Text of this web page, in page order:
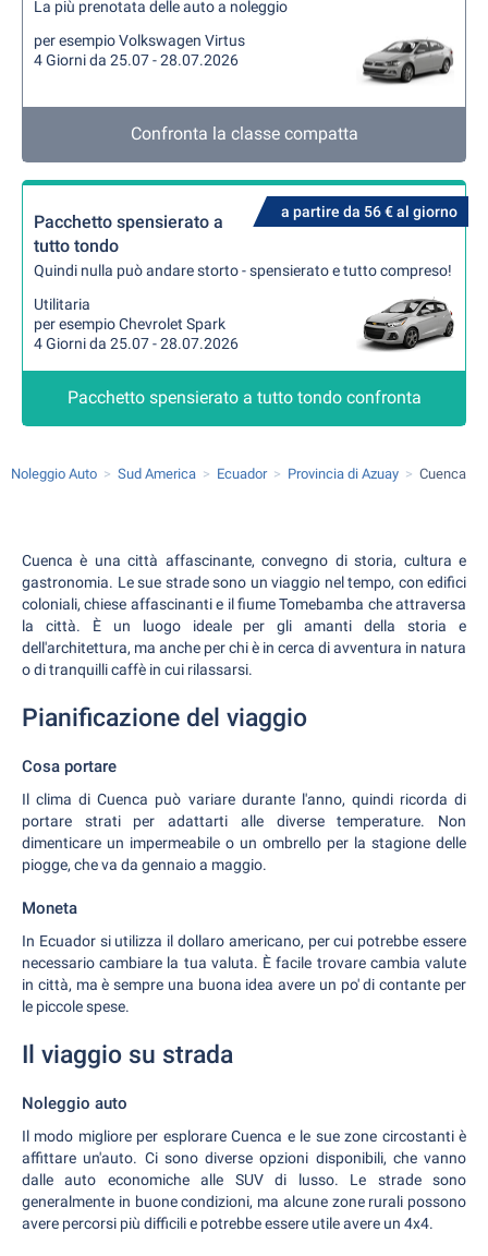
La più prenotata delle auto a noleggio
per esempio Volkswagen Virtus
4 Giorni da 25.07 - 28.07.2026
Confronta la classe compatta
a partire da 56 € al giorno
Pacchetto spensierato a
tutto tondo
Quindi nulla può andare storto - spensierato e tutto compreso!
Utilitaria
per esempio Chevrolet Spark
4 Giorni da 25.07 - 28.07.2026
Pacchetto spensierato a tutto tondo confronta
Noleggio Auto Sud America Ecuador Provincia di Azuay Cuenca
Cuenca è una città affascinante, convegno di storia, cultura e
gastronomia. Le sue strade sono un viaggio nel tempo, con edifici
coloniali, chiese affascinanti e il fiume Tomebamba che attraversa
la città. È un luogo ideale per gli amanti della storia e
dell'architettura, ma anche per chi è in cerca di avventura in natura
o di tranquilli caffè in cui rilassarsi.
Pianificazione del viaggio
Cosa portare
Il clima di Cuenca può variare durante l'anno, quindi ricorda di
portare strati per adattarti alle diverse temperature. Non
dimenticare un impermeabile o un ombrello per la stagione delle
piogge, che va da gennaio a maggio.
Moneta
In Ecuador si utilizza il dollaro americano, per cui potrebbe essere
necessario cambiare la tua valuta. È facile trovare cambia valute
in città, ma è sempre una buona idea avere un po' di contante per
le piccole spese.
Il viaggio su strada
Noleggio auto
Il modo migliore per esplorare Cuenca e le sue zone circostanti è
affittare un'auto. Ci sono diverse opzioni disponibili, che vanno
dalle auto economiche alle SUV di lusso. Le strade sono
generalmente in buone condizioni, ma alcune zone rurali possono
avere percorsi più difficili e potrebbe essere utile avere un 4x4.